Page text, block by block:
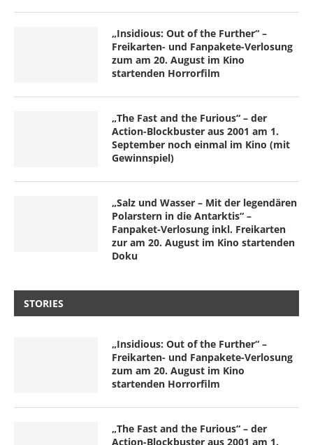
„Insidious: Out of the Further“ –
Freikarten- und Fanpakete-Verlosung
zum am 20. August im Kino
startenden Horrorfilm
„The Fast and the Furious“ – der
Action-Blockbuster aus 2001 am 1.
September noch einmal im Kino (mit
Gewinnspiel)
„Salz und Wasser – Mit der legendären
Polarstern in die Antarktis“ –
Fanpaket-Verlosung inkl. Freikarten
zur am 20. August im Kino startenden
Doku
STORIES
„Insidious: Out of the Further“ –
Freikarten- und Fanpakete-Verlosung
zum am 20. August im Kino
startenden Horrorfilm
„The Fast and the Furious“ – der
Action-Blockbuster aus 2001 am 1.